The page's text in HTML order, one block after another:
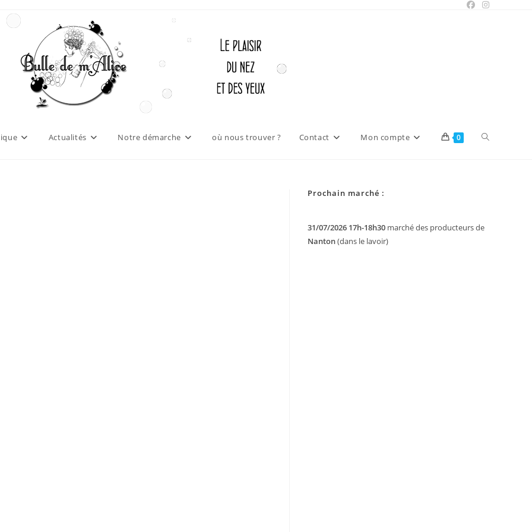
Actualités Notre démarche où nous trouver ? Contact Mon compte 0 Toggle
search
Prochain marché :
31/07/2026 17h-18h30 marché des producteurs de
Nanton(dans le lavoir)